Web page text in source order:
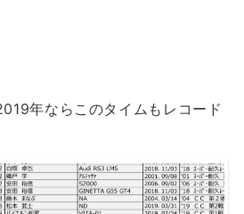
年ならこのタイムもレコード